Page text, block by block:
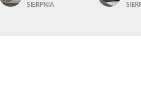
SIERPNIA